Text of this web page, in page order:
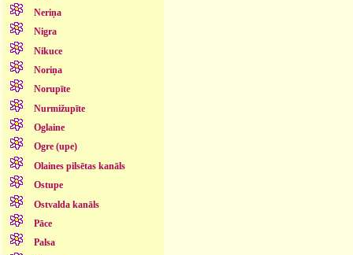
Neriņa
Nigra
Nikuce
Noriņa
Norupīte
Nurmižupīte
Oglaine
Ogre (upe)
Olaines pilsētas kanāls
Ostupe
Ostvalda kanāls
Pāce
Palsa